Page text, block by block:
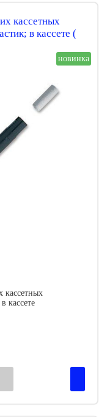
кассетных
в кассете (
новинка
кассетных
кассете